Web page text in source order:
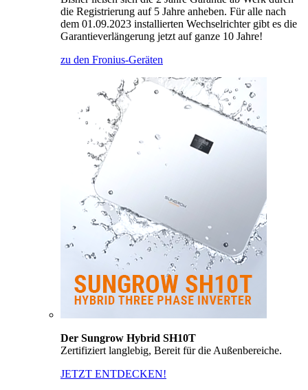
die Registrierung auf 5 Jahre anheben. Für alle nach
dem 01.09.2023 installierten Wechselrichter gibt es die
Garantieverlängerung jetzt auf ganze 10 Jahre!
zu den Fronius-Geräten
Der Sungrow Hybrid SH10T
Zertifiziert langlebig, Bereit für die Außenbereiche.
JETZT ENTDECKEN!